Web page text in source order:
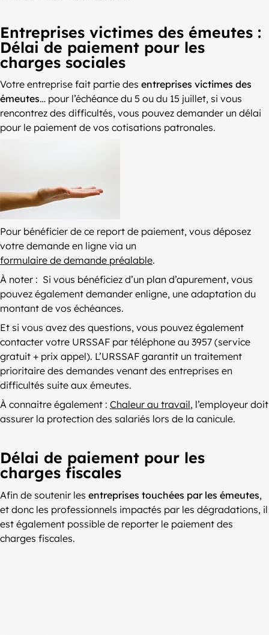
Entreprises victimes des émeutes :
Délai de paiement pour les
charges sociales
Votre entreprise fait partie des entreprises victimes des
émeutes… pour l’échéance du 5 ou du 15 juillet, si vous
rencontrez des difficultés, vous pouvez demander un délai
pour le paiement de vos cotisations patronales.
Pour bénéficier de ce report de paiement, vous déposez
votre demande en ligne via un
formulaire de demande préalable.
À noter : Si vous bénéficiez d’un plan d’apurement, vous
pouvez également demander enligne, une adaptation du
montant de vos échéances.
Et si vous avez des questions, vous pouvez également
contacter votre URSSAF par téléphone au 3957 (service
gratuit + prix appel). L’URSSAF garantit un traitement
prioritaire des demandes venant des entreprises en
difficultés suite aux émeutes.
À connaitre également : Chaleur au travail, l’employeur doit
assurer la protection des salariés lors de la canicule.
Délai de paiement pour les
charges fiscales
Afin de soutenir les entreprises touchées par les émeutes,
et donc les professionnels impactés par les dégradations, il
est également possible de reporter le paiement des
charges fiscales.